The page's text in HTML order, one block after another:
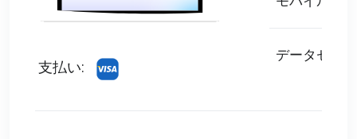
支払い:
データセン